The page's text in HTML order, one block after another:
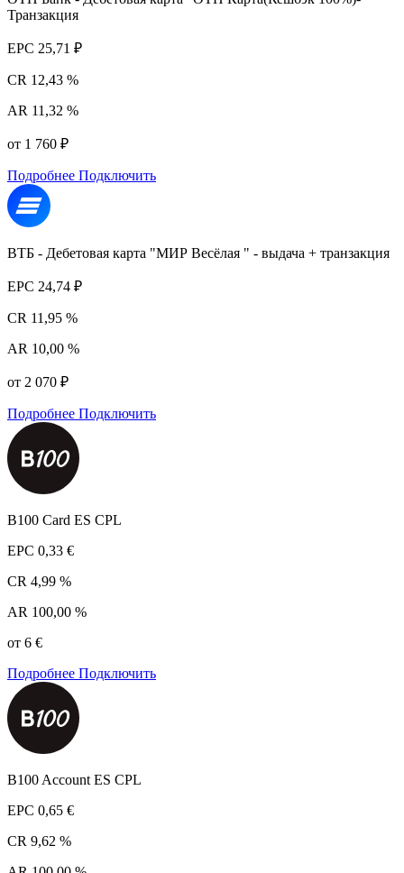
Транзакция
EPC 25,71 ₽
CR 12,43 %
AR 11,32 %
от 1 760 ₽
Подробнее Подключить
ВТБ - Дебетовая карта "МИР Весёлая " - выдача + транзакция
EPC 24,74 ₽
CR 11,95 %
AR 10,00 %
от 2 070 ₽
Подробнее Подключить
B100 Card ES CPL
EPC 0,33 €
CR 4,99 %
AR 100,00 %
от 6 €
Подробнее Подключить
B100 Account ES CPL
EPC 0,65 €
CR 9,62 %